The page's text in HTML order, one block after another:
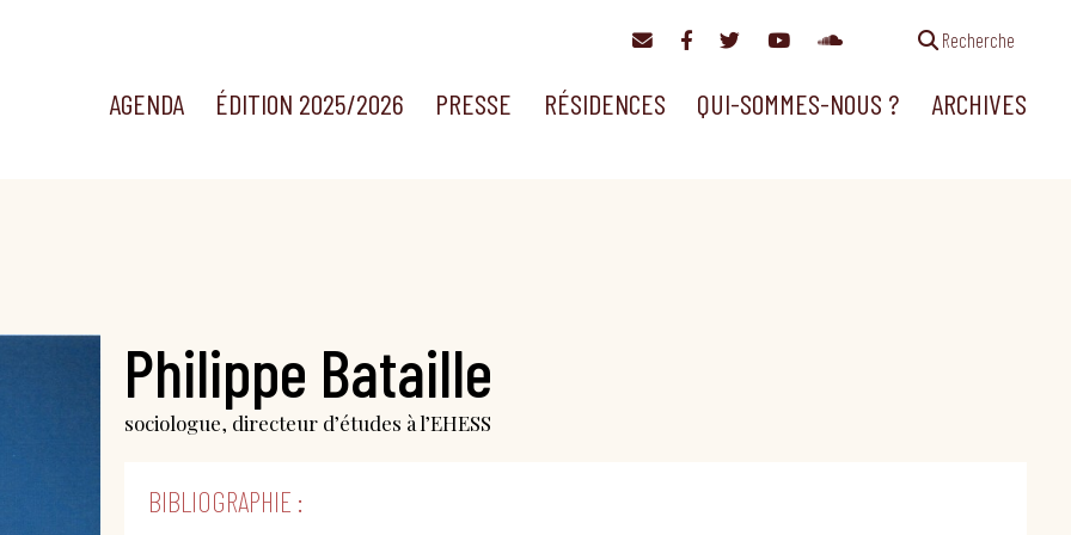
Recherche
AGENDA ÉDITION 2025/2026 PRESSE RÉSIDENCES QUI-SOMMES-NOUS ? ARCHIVES
Philippe Bataille
sociologue, directeur d’études à l’EHESS
BIBLIOGRAPHIE :